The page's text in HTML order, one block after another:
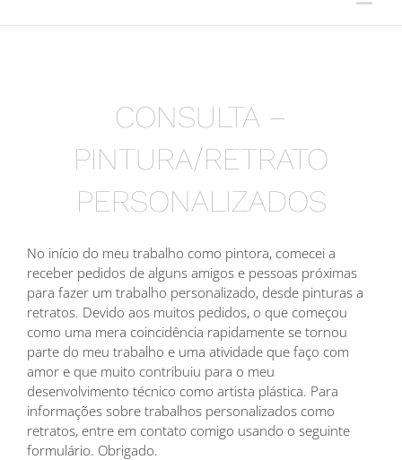
CONSULTA –
PINTURA/RETRATO
PERSONALIZADOS
No início do meu trabalho como pintora, comecei a
receber pedidos de alguns amigos e pessoas próximas
para fazer um trabalho personalizado, desde pinturas a
retratos. Devido aos muitos pedidos, o que começou
como uma mera coincidência rapidamente se tornou
parte do meu trabalho e uma atividade que faço com
amor e que muito contribuiu para o meu
desenvolvimento técnico como artista plástica. Para
informações sobre trabalhos personalizados como
retratos, entre em contato comigo usando o seguinte
formulário. Obrigado.